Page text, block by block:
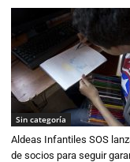
Sin categoría
Aldeas Infantiles SOS
de socios para seguir